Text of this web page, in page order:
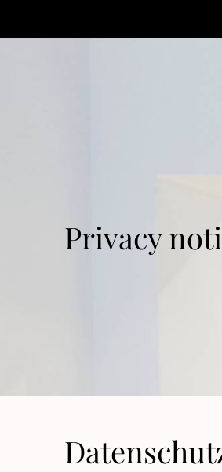
Privacy